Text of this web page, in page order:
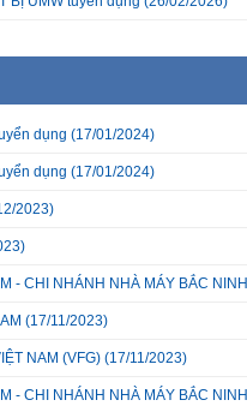
dụng (17/01/2024)
dụng (17/01/2024)
2023)
- CHI NHÁNH NHÀ MÁY BẮC NINH
(17/11/2023)
NAM (VFG) (17/11/2023)
- CHI NHÁNH NHÀ MÁY BẮC NINH